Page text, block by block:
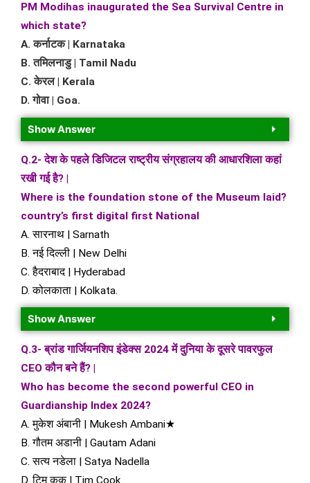
PM Modihas inaugurated the Sea Survival Centre in
which state?
A. कर्नाटक | Karnataka
B. तमिलनाडु | Tamil Nadu
C. केरल | Kerala
D. गोवा | Goa.
Show Answer
Q.2- देश के पहले डिजिटल राष्ट्रीय संग्रहालय की आधारशिला कहां
रखी गई है? |
Where is the foundation stone of the Museum laid?
country’s first digital first National
A. सारनाथ | Sarnath
B. नई दिल्ली | New Delhi
C. हैदराबाद | Hyderabad
D. कोलकाता | Kolkata.
Show Answer
Q.3- ब्रांड गार्जियनशिप इंडेक्स 2024 में दुनिया के दूसरे पावरफुल
CEO कौन बने हैं? |
Who has become the second powerful CEO in
Guardianship Index 2024?
A. मुकेश अंबानी | Mukesh Ambani★
B. गौतम अडानी | Gautam Adani
C. सत्य नडेला | Satya Nadella
D. टिम कुक | Tim Cook.